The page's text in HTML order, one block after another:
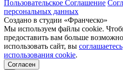
Пользовательское Соглашение
персональных данных
Создано в студии «Франческо»
Мы используем файлы cookie.
предоставить вам больше
использовать сайт, вы соглашаетесь
использования cookie.
Согласен